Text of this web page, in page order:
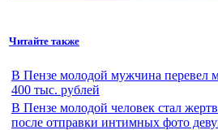
Читайте также
В Пензе молодой мужчина перевел
400 тыс. рублей
В Пензе молодой человек стал
после отправки интимных фото